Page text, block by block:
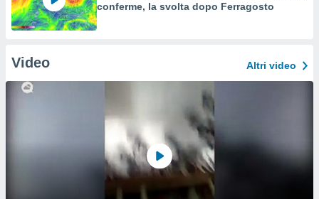
conferme, la svolta dopo Ferragosto
Video Altri video